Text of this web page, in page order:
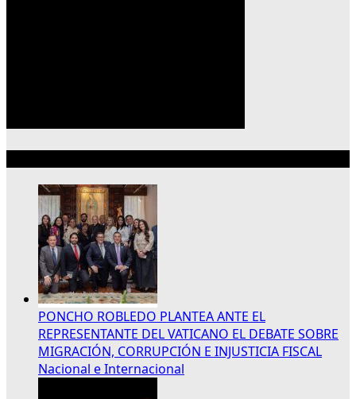
PONCHO ROBLEDO PLANTEA ANTE EL
REPRESENTANTE DEL VATICANO EL DEBATE SOBRE
MIGRACIÓN, CORRUPCIÓN E INJUSTICIA FISCAL
Nacional e Internacional